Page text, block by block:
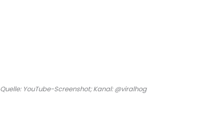
Quelle: YouTube-Screenshot; Kanal: @viralhog